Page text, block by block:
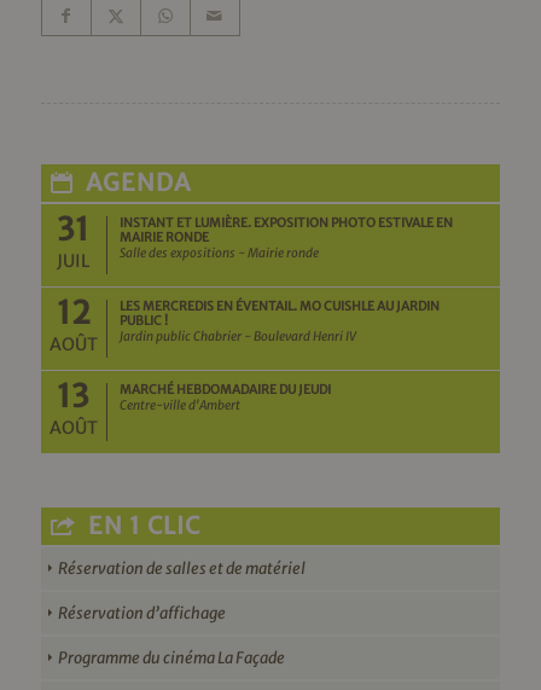
AGENDA
31
JUIL
INSTANT ET LUMIÈRE. EXPOSITION PHOTO ESTIVALE EN
MAIRIE RONDE
Salle des expositions - Mairie ronde
12
AOÛT
LES MERCREDIS EN ÉVENTAIL. MO CUISHLE AU JARDIN
PUBLIC !
Jardin public Chabrier - Boulevard Henri IV
13
AOÛT
MARCHÉ HEBDOMADAIRE DU JEUDI
Centre-ville d'Ambert
EN 1 CLIC
Réservation de salles et de matériel
Réservation d’affichage
Programme du cinéma La Façade